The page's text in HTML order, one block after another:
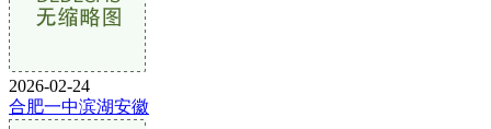
2026-02-24
合肥一中滨湖安徽